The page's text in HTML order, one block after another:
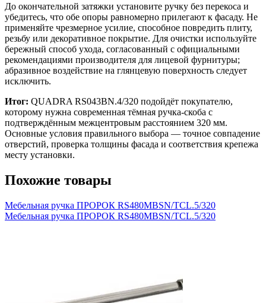
До окончательной затяжки установите ручку без перекоса и
убедитесь, что обе опоры равномерно прилегают к фасаду. Не
применяйте чрезмерное усилие, способное повредить плиту,
резьбу или декоративное покрытие. Для очистки используйте
бережный способ ухода, согласованный с официальными
рекомендациями производителя для лицевой фурнитуры;
абразивное воздействие на глянцевую поверхность следует
исключить.
Итог: QUADRA RS043BN.4/320 подойдёт покупателю,
которому нужна современная тёмная ручка-скоба с
подтверждённым межцентровым расстоянием 320 мм.
Основные условия правильного выбора — точное совпадение
отверстий, проверка толщины фасада и соответствия крепежа
месту установки.
Похожие товары
Мебельная ручка ПРОРОК RS480MBSN/TCL.5/320
Мебельная ручка ПРОРОК RS480MBSN/TCL.5/320